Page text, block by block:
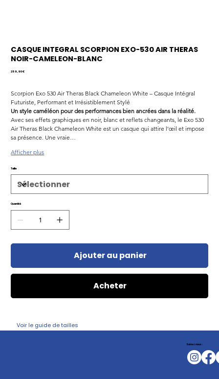
CASQUE INTEGRAL SCORPION EXO-530 AIR THERAS
NOIR-CAMELEON-BLANC
Prix
259,90 €
Scorpion Exo 530 Air Theras Black Chameleon White – Casque Intégral
Futuriste, Performant et Irrésistiblement Stylé
Un style caméléon pour des performances bien ancrées dans la réalité.
Avec ses effets graphiques en noir, blanc et reflets changeants, le Exo 530
Air Theras Black Chameleon White est un casque qui attire l’œil et impose
sa présence. Une vraie…
Afficher plus
Taille
Quantité
Ajouter au panier
Acheter
Voir le guide de tailles
Suivez nous :